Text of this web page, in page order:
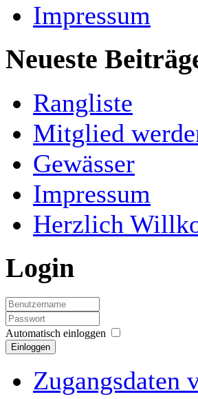
Impressum
Neueste
Rangliste
Mitglied
Gewässer
Impressum
Herzlich
Login
Automatisch einloggen
Einloggen
Zugangsdaten